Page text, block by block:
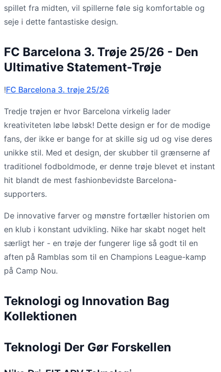
spillet fra midten, vil spillerne føle sig komfortable og
seje i dette fantastiske design.
FC Barcelona 3. Trøje 25/26 - Den
Ultimative Statement-Trøje
!FC Barcelona 3. trøje 25/26
Tredje trøjen er hvor Barcelona virkelig lader
kreativiteten løbe løbsk! Dette design er for de modige
fans, der ikke er bange for at skille sig ud og vise deres
unikke stil. Med et design, der skubber til grænserne af
traditionel fodboldmode, er denne trøje blevet et instant
hit blandt de mest fashionbevidste Barcelona-
supporters.
De innovative farver og mønstre fortæller historien om
en klub i konstant udvikling. Nike har skabt noget helt
særligt her - en trøje der fungerer lige så godt til en
aften på Ramblas som til en Champions League-kamp
på Camp Nou.
Teknologi og Innovation Bag
Kollektionen
Teknologi Der Gør Forskellen